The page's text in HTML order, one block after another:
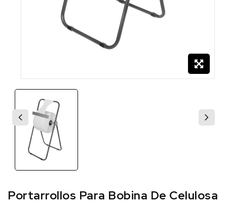
Portarrollos Para Bobina De Celulosa